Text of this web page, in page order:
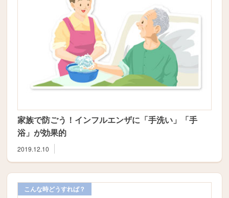
家族で防ごう！インフルエンザに「手洗い」「手
浴」が効果的
2019.12.10
こんな時どうすれば？